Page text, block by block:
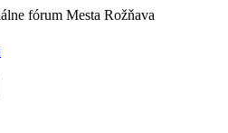
fórum Mesta Rožňava